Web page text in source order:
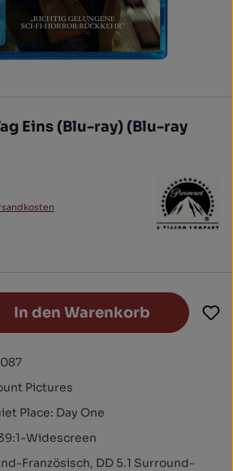
Eins (Blu-ray) (Blu-ray
In den Warenkorb
Pictures
Place: Day One
Widescreen
Französisch, DD 5.1 Surround-